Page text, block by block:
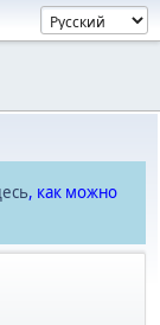
, как можно